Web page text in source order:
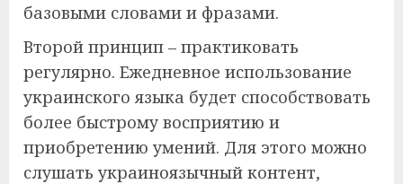
базовыми словами и фразами.
Второй принцип – практиковать
регулярно. Ежедневное использование
украинского языка будет способствовать
более быстрому восприятию и
приобретению умений. Для этого можно
слушать украиноязычный контент,